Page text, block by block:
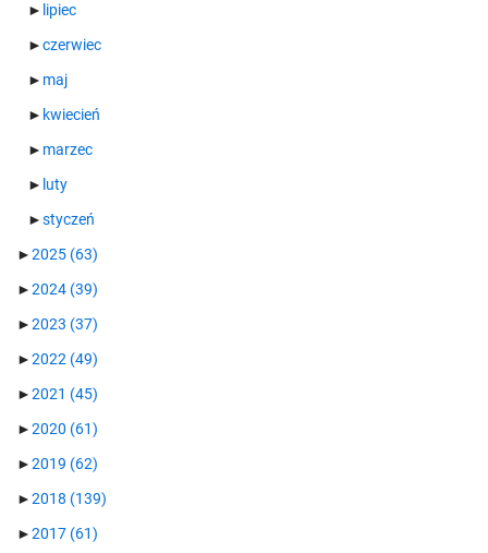
► lipiec
►czerwiec
► maj
► kwiecień
► marzec
► luty
►styczeń
►2025 (63)
►2024 (39)
►2023 (37)
►2022 (49)
►2021 (45)
►2020 (61)
►2019 (62)
►2018 (139)
►2017 (61)